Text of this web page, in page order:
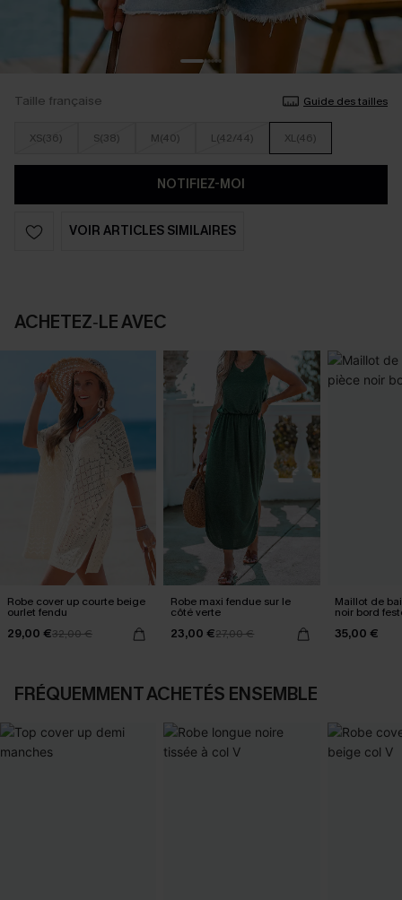
Taille française Guide des tailles
XS(36) S(38) M(40) L(42/44) XL(46)
NOTIFIEZ-MOI
VOIR ARTICLES SIMILAIRES
ACHETEZ‑LE AVEC
Robe cover up courte beige
ourlet fendu
29,00 €32,00 €
Robe maxi fendue sur le
côté verte
23,00 €27,00 €
Maillot de
noir bord
35,00 €
FRÉQUEMMENT ACHETÉS ENSEMBLE